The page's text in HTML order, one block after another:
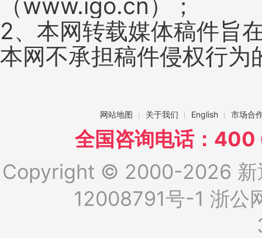
（www.igo.cn）；
2、本网转载媒体稿件旨
本网不承担稿件侵权行为
网站地图 关于我们 English 市场合
全国咨询电话：
Copyright © 2000-2026 新
12008791号-1 浙公